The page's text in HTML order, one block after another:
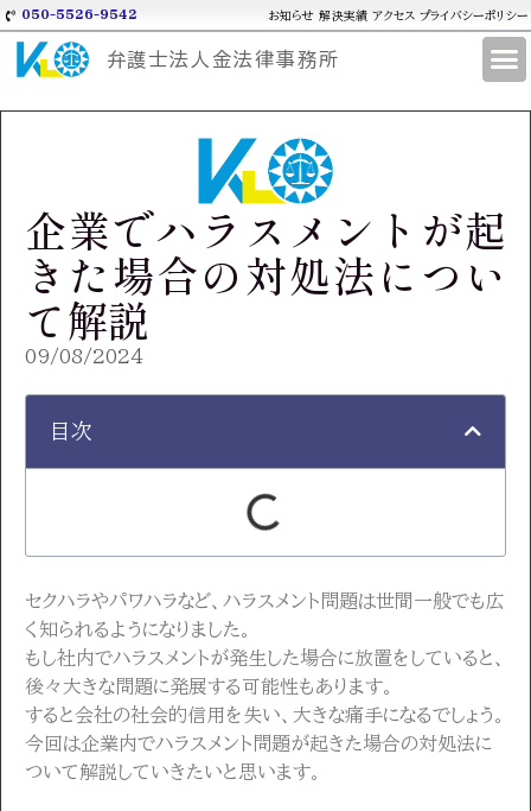
050-5526-9542 お知らせ 解決実績 アクセス プライバシーポリシー
弁護士法人金法律事務所
企業でハラスメントが起
きた場合の対処法につい
て解説
09/08/2024
目次
セクハラやパワハラなど、ハラスメント問題は世間一般でも広
く知られるようになりました。
もし社内でハラスメントが発生した場合に放置をしていると、
後々大きな問題に発展する可能性もあります。
すると会社の社会的信用を失い、大きな痛手になるでしょう。
今回は企業内でハラスメント問題が起きた場合の対処法に
ついて解説していきたいと思います。